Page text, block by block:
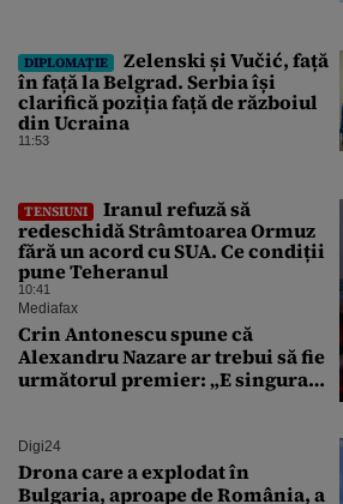
DIPLOMAȚIE
Zelenski și Vučić, față
în față la Belgrad. Serbia își
clarifică poziția față de războiul
din Ucraina
11:53
TENSIUNI
Iranul refuză să
redeschidă Strâmtoarea Ormuz
fără un acord cu SUA. Ce condiții
pune Teheranul
10:41
Mediafax
Crin Antonescu spune că
Alexandru Nazare ar trebui să fie
următorul premier: „E singura
Digi24
Drona care a explodat în
Bulgaria, aproape de România, a